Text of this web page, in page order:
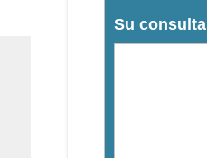
Su consulta